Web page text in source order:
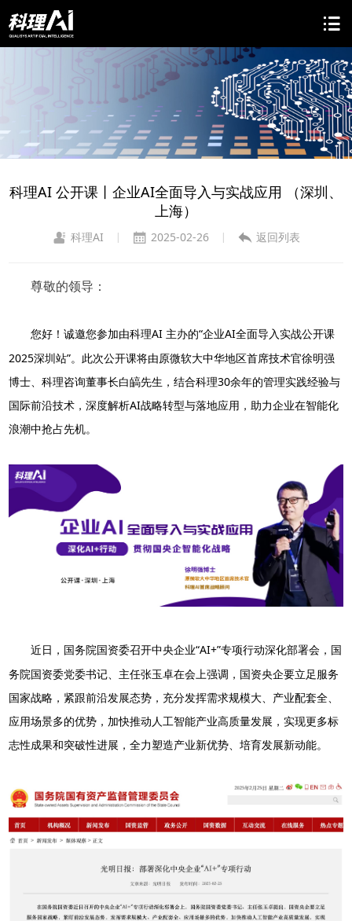
科理AI 公开课丨企业AI全面导入与实战应用 （深圳、
上海）
科理AI | 2025-02-26 | 返回列表
尊敬的领导 ：
您好！诚邀您参加由科理AI 主办的“企业AI全面导入实战公开课
2025深圳站”。此次公开课将由原微软大中华地区首席技术官徐明强
博士、科理咨询董事长白皜先生，结合科理30余年的管理实践经验与
国际前沿技术，深度解析AI战略转型与落地应用，助力企业在智能化
浪潮中抢占先机。
近日，国务院国资委召开中央企业“AI+”专项行动深化部署会，国
务院国资委党委书记、主任张玉卓在会上强调，国资央企要立足服务
国家战略，紧跟前沿发展态势，充分发挥需求规模大、产业配套全、
应用场景多的优势，加快推动人工智能产业高质量发展，实现更多标
志性成果和突破性进展，全力塑造产业新优势、培育发展新动能。